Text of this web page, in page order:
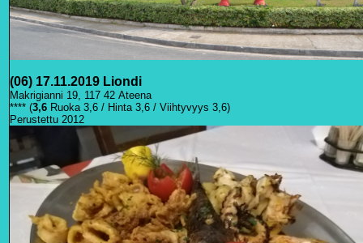
(06) 17.11.2019 Liondi
Makrigianni 19, 117 42 Ateena
**** (3,6 Ruoka 3,6 / Hinta 3,6 / Viihtyvyys 3,6)
Perustettu 2012